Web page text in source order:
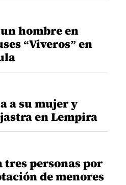
hombre en
“Viveros” en
a su mujer y
en Lempira
tres personas por
de menores